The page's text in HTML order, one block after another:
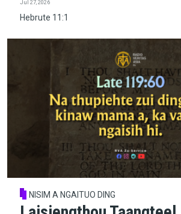
Jul 27, 2026
Hebrute 11:1
NISIM A NGAITUO DING